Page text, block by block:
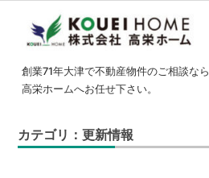
大
津
の
不
創業71年大津で不動産物件のご相談なら
高栄ホームへお任せ下さい。
カテゴリ：更新情報